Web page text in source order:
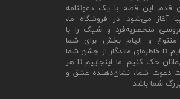
قدم این قصه با یک دعوتنامه
آغاز می‌شود. در فروشگاه ما،
منحصربه‌فرد و شیک را با
متنوع و الهام‌ بخش برای شما
تا خاطره‌ای ماندگار از جشن شما
حک کنیم. ما اینجاییم تا هر
دعوت شما، نشان‌دهنده عشق و
شما باشد.